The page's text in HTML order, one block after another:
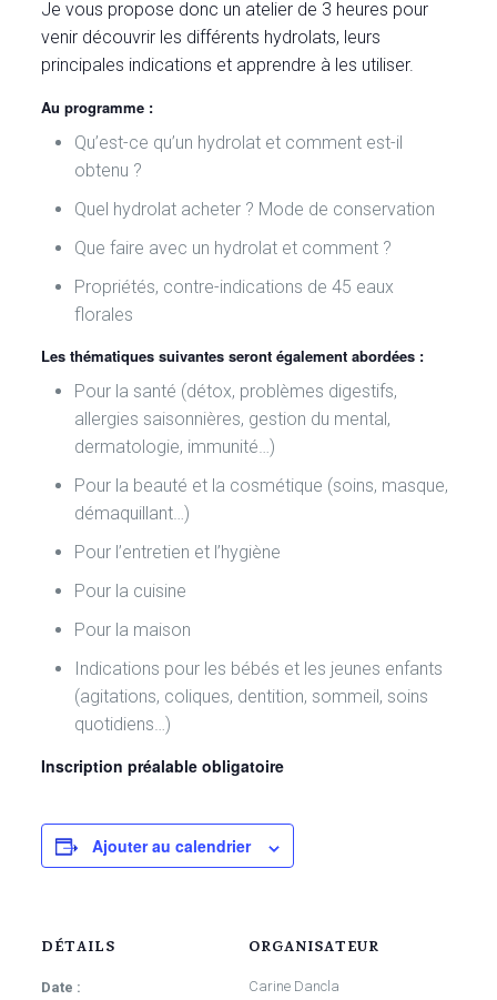
Je vous propose donc un atelier de 3 heures pour
venir découvrir les différents hydrolats, leurs
principales indications et apprendre à les utiliser.
Au programme :
Qu’est-ce qu’un hydrolat et comment est-il
obtenu ?
Quel hydrolat acheter ? Mode de conservation
Que faire avec un hydrolat et comment ?
Propriétés, contre-indications de 45 eaux
florales
Les thématiques suivantes seront également abordées :
Pour la santé (détox, problèmes digestifs,
allergies saisonnières, gestion du mental,
dermatologie, immunité…)
Pour la beauté et la cosmétique (soins, masque,
démaquillant…)
Pour l’entretien et l’hygiène
Pour la cuisine
Pour la maison
Indications pour les bébés et les jeunes enfants
(agitations, coliques, dentition, sommeil, soins
quotidiens…)
Inscription préalable obligatoire
Ajouter au calendrier
DÉTAILS
Date :
ORGANISATEUR
Carine Dancla